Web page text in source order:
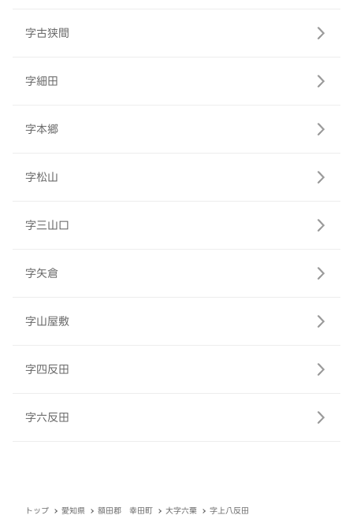
字古狭間
字細田
字本郷
字松山
字三山口
字矢倉
字山屋敷
字四反田
字六反田
トップ 愛知県 額田郡 幸田町 大字六栗 字上八反田